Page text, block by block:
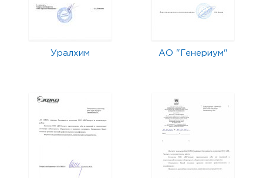
Уралхим АО "Генериум"